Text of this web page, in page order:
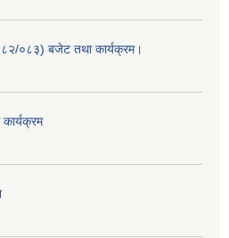
०८३) बजेट तथा कार्यक्रम।